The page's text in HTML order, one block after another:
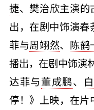
捷、樊治欣主演
出，在剧中饰演
菲与周翊然、 陈鹤
播出，在剧中饰演
达菲与董成鹏、
停！》上映，在片